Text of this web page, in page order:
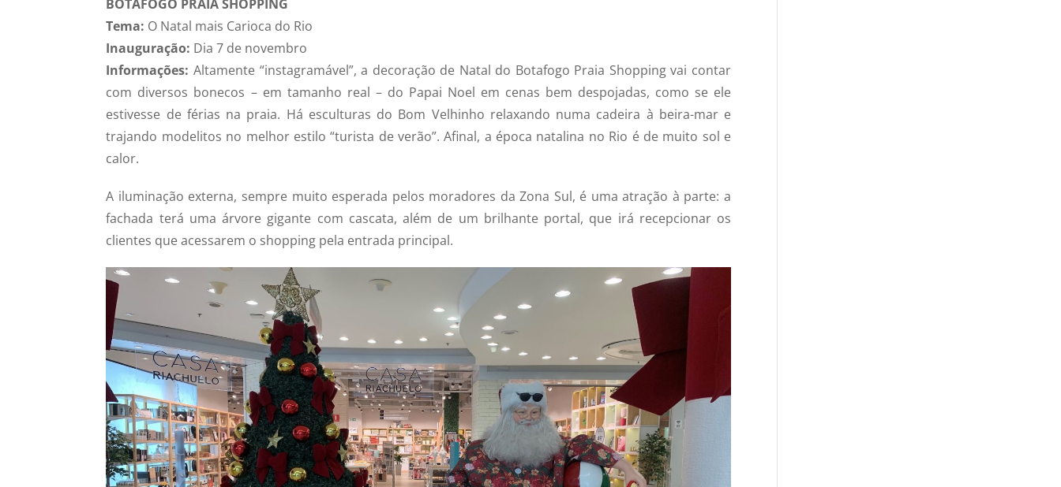
BOTAFOGO PRAIA SHOPPING
Tema: O Natal mais Carioca do Rio
Inauguração: Dia 7 de novembro
Informações: Altamente “instagramável”, a decoração de Natal do Botafogo Praia Shopping vai contar
com diversos bonecos – em tamanho real – do Papai Noel em cenas bem despojadas, como se ele
estivesse de férias na praia. Há esculturas do Bom Velhinho relaxando numa cadeira à beira-mar e
trajando modelitos no melhor estilo “turista de verão”. Afinal, a época natalina no Rio é de muito sol e
calor.
A iluminação externa, sempre muito esperada pelos moradores da Zona Sul, é uma atração à parte: a
fachada terá uma árvore gigante com cascata, além de um brilhante portal, que irá recepcionar os
clientes que acessarem o shopping pela entrada principal.